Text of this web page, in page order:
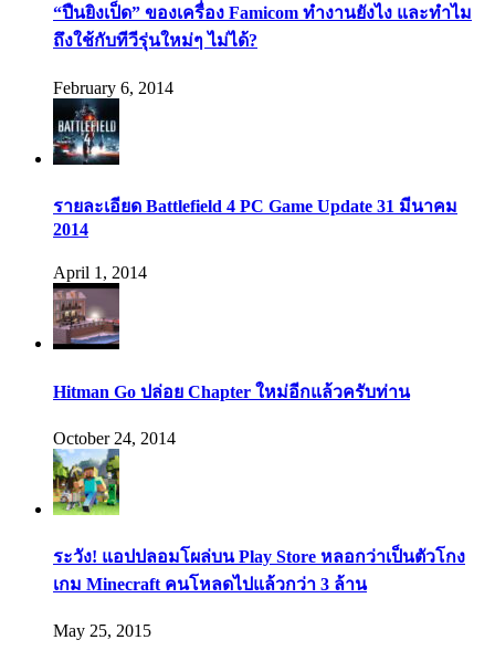
“ปืนยิงเป็ด” ของเครื่อง Famicom ทำงานยังไง และทำไม
ถึงใช้กับทีวีรุ่นใหม่ๆ ไม่ได้?
February 6, 2014
รายละเอียด Battlefield 4 PC Game Update 31 มีนาคม
2014
April 1, 2014
Hitman Go ปล่อย Chapter ใหม่อีกแล้วครับท่าน
October 24, 2014
ระวัง! แอปปลอมโผล่บน Play Store หลอกว่าเป็นตัวโกง
เกม Minecraft คนโหลดไปแล้วกว่า 3 ล้าน
May 25, 2015